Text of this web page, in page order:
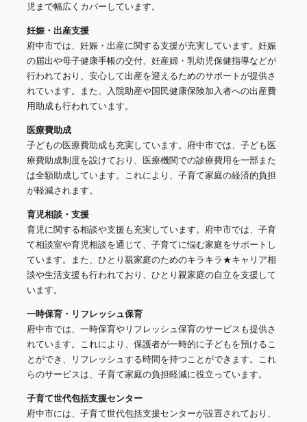
児まで幅広くカバーしています。
妊娠・出産支援
府中市では、妊娠・出産に関する支援が充実しています。妊娠
の届出や母子健康手帳の交付、妊産婦・乳幼児保健指導などが
行われており、安心して出産を迎えるためのサポートが提供さ
れています。また、入院助産や国民健康保険加入者への出産費
用助成も行われています。
医療費助成
子どもの医療費助成も充実しています。府中市では、子ども医
療費助成制度を設けており、医療機関での診療費用を一部また
は全額助成しています。これにより、子育て家庭の経済的負担
が軽減されます。
育児相談・支援
育児に関する相談や支援も充実しています。府中市では、子育
て相談室や育児相談を通じて、子育てに悩む家庭をサポートし
ています。また、ひとり親家庭のためのキラキラ★キャリア相
談や生活支援も行われており、ひとり親家庭の自立を支援して
います。
一時保育・リフレッシュ保育
府中市では、一時保育やリフレッシュ保育のサービスも提供さ
れています。これにより、保護者が一時的に子どもを預けるこ
とができ、リフレッシュする時間を持つことができます。これ
らのサービスは、子育て家庭の負担軽減に役立っています。
子育て世代包括支援センター
府中市には、子育て世代包括支援センターが設置されており、